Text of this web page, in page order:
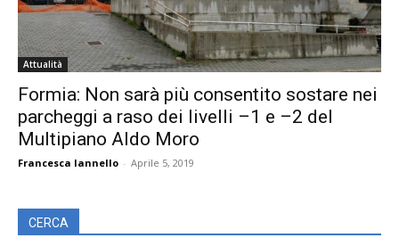
Attualità
Formia: Non sarà più consentito sostare nei
parcheggi a raso dei livelli –1 e –2 del
Multipiano Aldo Moro
Francesca Iannello - Aprile 5, 2019
CERCA